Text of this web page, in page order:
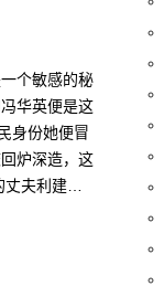
个敏感的秘
华英便是这
身份她便冒
炉深造，这
丈夫利建…